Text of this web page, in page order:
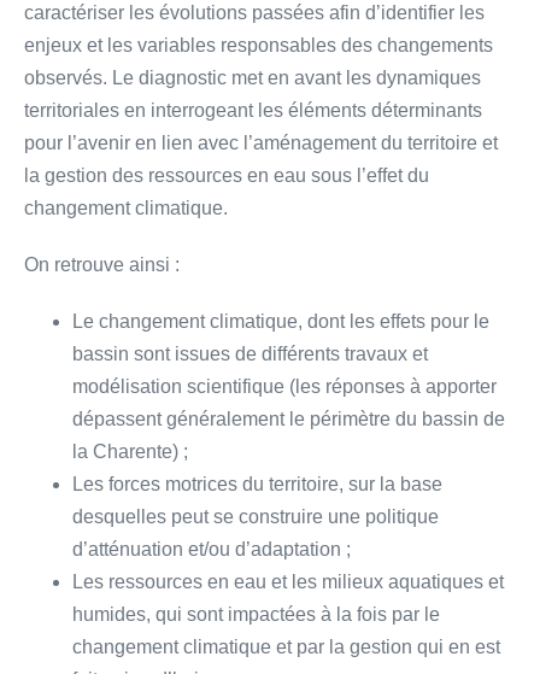
caractériser les évolutions passées afin d’identifier les
enjeux et les variables responsables des changements
observés. Le diagnostic met en avant les dynamiques
territoriales en interrogeant les éléments déterminants
pour l’avenir en lien avec l’aménagement du territoire et
la gestion des ressources en eau sous l’effet du
changement climatique.
On retrouve ainsi :
Le changement climatique, dont les effets pour le
bassin sont issues de différents travaux et
modélisation scientifique (les réponses à apporter
dépassent généralement le périmètre du bassin de
la Charente) ;
Les forces motrices du territoire, sur la base
desquelles peut se construire une politique
d’atténuation et/ou d’adaptation ;
Les ressources en eau et les milieux aquatiques et
humides, qui sont impactées à la fois par le
changement climatique et par la gestion qui en est